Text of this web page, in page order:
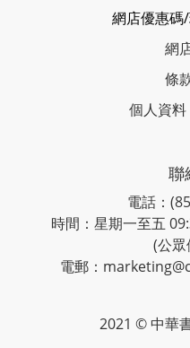
網店優惠碼
網
條
個人資
聯
電話：
時間：星期一至五
(公
電郵：
2021 © 中華